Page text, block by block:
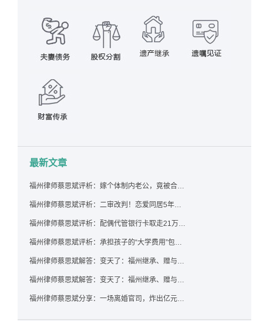
最新文章
福州律师蔡思斌评析：嫁个体制内老公，竟被合伙设局背上近百万债务，婚前不查征信真要命！
福州律师蔡思斌评析：二审改判！恋爱同居5年为女友买车，分手后能要回吗？
福州律师蔡思斌评析：配偶代管银行卡取走21万，离婚后这笔钱还要得回来吗？
福州律师蔡思斌评析：承担孩子的“大学费用”包括高额留学费用吗？
福州律师蔡思斌解答：变天了：福州继承、赠与房产转让要收20%个税？福州国税官方回复来了！
福州律师蔡思斌解答：变天了：福州继承、赠与房产转让要收20%个税？福州国税官方回答来了！
福州律师蔡思斌分享：一场离婚官司，炸出亿元“糊涂账”：本想分割家产，结果“自爆”了家底